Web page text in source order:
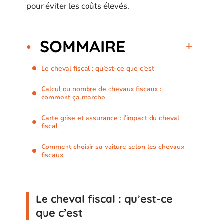
pour éviter les coûts élevés.
SOMMAIRE
Le cheval fiscal : qu’est-ce que c’est
Calcul du nombre de chevaux fiscaux :
comment ça marche
Carte grise et assurance : l’impact du cheval
fiscal
Comment choisir sa voiture selon les chevaux
fiscaux
Le cheval fiscal : qu’est-ce
que c’est